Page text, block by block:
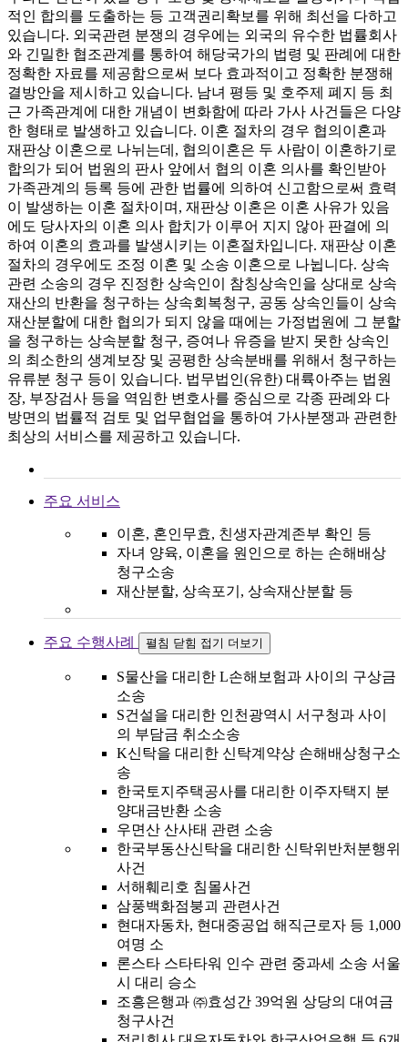
적인 합의를 도출하는 등 고객권리확보를 위해 최선을 다하고
있습니다. 외국관련 분쟁의 경우에는 외국의 유수한 법률회사
와 긴밀한 협조관계를 통하여 해당국가의 법령 및 판례에 대한
정확한 자료를 제공함으로써 보다 효과적이고 정확한 분쟁해
결방안을 제시하고 있습니다. 남녀 평등 및 호주제 폐지 등 최
근 가족관계에 대한 개념이 변화함에 따라 가사 사건들은 다양
한 형태로 발생하고 있습니다. 이혼 절차의 경우 협의이혼과
재판상 이혼으로 나뉘는데, 협의이혼은 두 사람이 이혼하기로
합의가 되어 법원의 판사 앞에서 협의 이혼 의사를 확인받아
가족관계의 등록 등에 관한 법률에 의하여 신고함으로써 효력
이 발생하는 이혼 절차이며, 재판상 이혼은 이혼 사유가 있음
에도 당사자의 이혼 의사 합치가 이루어 지지 않아 판결에 의
하여 이혼의 효과를 발생시키는 이혼절차입니다. 재판상 이혼
절차의 경우에도 조정 이혼 및 소송 이혼으로 나뉩니다. 상속
관련 소송의 경우 진정한 상속인이 참칭상속인을 상대로 상속
재산의 반환을 청구하는 상속회복청구, 공동 상속인들이 상속
재산분할에 대한 협의가 되지 않을 때에는 가정법원에 그 분할
을 청구하는 상속분할 청구, 증여나 유증을 받지 못한 상속인
의 최소한의 생계보장 및 공평한 상속분배를 위해서 청구하는
유류분 청구 등이 있습니다. 법무법인(유한) 대륙아주는 법원
장, 부장검사 등을 역임한 변호사를 중심으로 각종 판례와 다
방면의 법률적 검토 및 업무협업을 통하여 가사분쟁과 관련한
최상의 서비스를 제공하고 있습니다.
주요 서비스
이혼, 혼인무효, 친생자관계존부 확인 등
자녀 양육, 이혼을 원인으로 하는 손해배상
청구소송
재산분할, 상속포기, 상속재산분할 등
주요 수행사례 펼침 닫힘 접기 더보기
S물산을 대리한 L손해보험과 사이의 구상금
소송
S건설을 대리한 인천광역시 서구청과 사이
의 부담금 취소소송
K신탁을 대리한 신탁계약상 손해배상청구소
송
한국토지주택공사를 대리한 이주자택지 분
양대금반환 소송
우면산 산사태 관련 소송
한국부동산신탁을 대리한 신탁위반처분행위
사건
서해훼리호 침몰사건
삼풍백화점붕괴 관련사건
현대자동차, 현대중공업 해직근로자 등 1,000
여명 소
론스타 스타타워 인수 관련 중과세 소송 서울
시 대리 승소
조흥은행과 ㈜효성간 39억원 상당의 대여금
청구사건